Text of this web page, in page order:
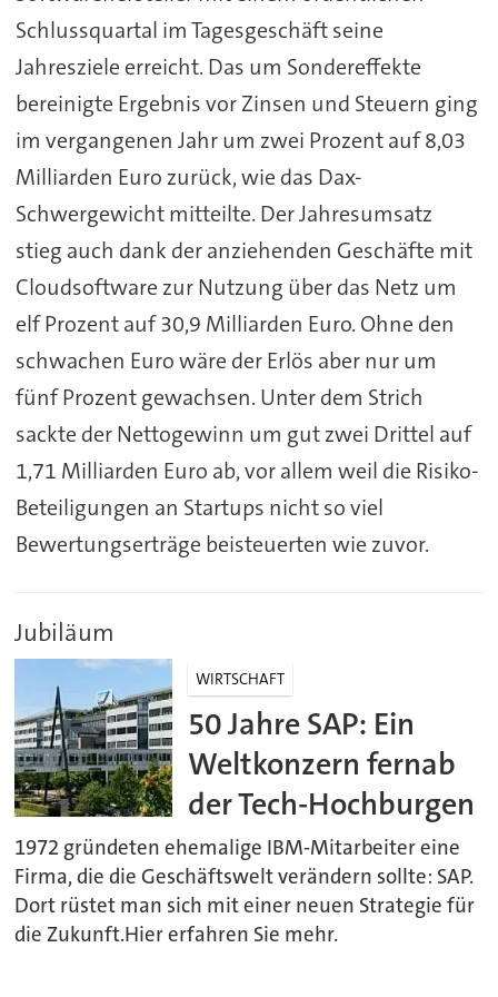
Schlussquartal im Tagesgeschäft seine
Jahresziele erreicht. Das um Sondereffekte
bereinigte Ergebnis vor Zinsen und Steuern ging
im vergangenen Jahr um zwei Prozent auf 8,03
Milliarden Euro zurück, wie das Dax-
Schwergewicht mitteilte. Der Jahresumsatz
stieg auch dank der anziehenden Geschäfte mit
Cloudsoftware zur Nutzung über das Netz um
elf Prozent auf 30,9 Milliarden Euro. Ohne den
schwachen Euro wäre der Erlös aber nur um
fünf Prozent gewachsen. Unter dem Strich
sackte der Nettogewinn um gut zwei Drittel auf
1,71 Milliarden Euro ab, vor allem weil die Risiko-
Beteiligungen an Startups nicht so viel
Bewertungserträge beisteuerten wie zuvor.
Jubiläum
WIRTSCHAFT
50 Jahre SAP: Ein
Weltkonzern fernab
der Tech-Hochburgen
1972 gründeten ehemalige IBM-Mitarbeiter eine
Firma, die die Geschäftswelt verändern sollte: SAP.
Dort rüstet man sich mit einer neuen Strategie für
die Zukunft.Hier erfahren Sie mehr.